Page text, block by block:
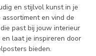
en stijlvol kunst in je
en vind de
past bij jouw interieur
laat je inspireren door
bieden.